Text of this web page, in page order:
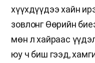
хүүхдүүдээ хайн
зовлонг Өөрийн
мөн л хайраас
юу ч биш гээд,